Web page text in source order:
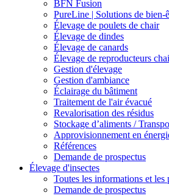
BFN Fusion
PureLine | Solutions de bien-
Élevage de poulets de chair
Élevage de dindes
Élevage de canards
Élevage de reproducteurs
Gestion d'élevage
Gestion d'ambiance
Éclairage du bâtiment
Traitement de l'air évacué
Revalorisation des résidus
Stockage d’aliments /
Approvisionnement en
Références
Demande de prospectus
Élevage d'insectes
Toutes les informations et les
Demande de prospectus